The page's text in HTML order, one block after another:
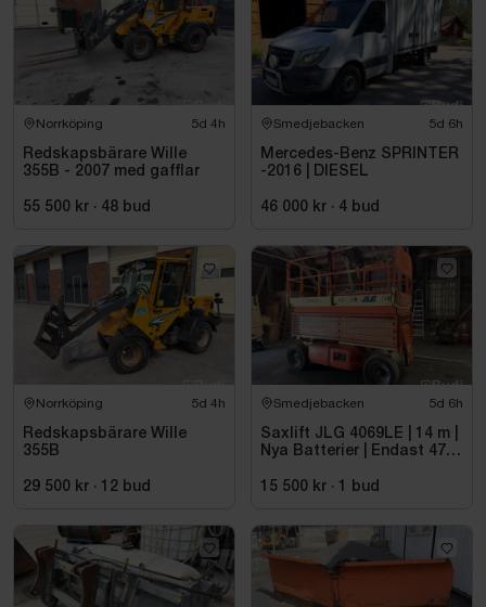
Norrköping 5d 4h
Redskapsbärare Wille
355B - 2007 med gafflar
55 500 kr · 48 bud
Smedjebacken 5d 6h
Mercedes-Benz SPRINTER
-2016 | DIESEL
46 000 kr · 4 bud
Norrköping 5d 4h
Redskapsbärare Wille
355B
29 500 kr · 12 bud
Smedjebacken 5d 6h
Saxlift JLG 4069LE | 14 m |
Nya Batterier | Endast 475
15 500 kr · bud